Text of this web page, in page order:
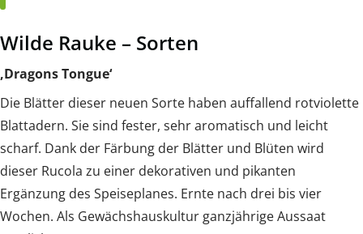
Wilde Rauke – Sorten
‚Dragons Tongue‘
Die Blätter dieser neuen Sorte haben auffallend rotviolette
Blattadern. Sie sind fester, sehr aromatisch und leicht
scharf. Dank der Färbung der Blätter und Blüten wird
dieser Rucola zu einer dekorativen und pikanten
Ergänzung des Speiseplanes. Ernte nach drei bis vier
Wochen. Als Gewächshauskultur ganzjährige Aussaat